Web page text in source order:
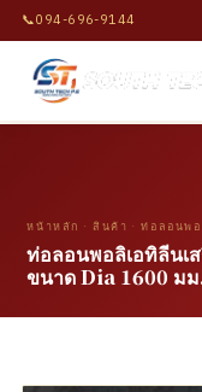
📞094-696-9144
หน้าหลัก · สินค้า ·ท่อลอนพอ
ท่อลอนพอลิเอทิลีนเ
ขนาด Dia 1600 ม